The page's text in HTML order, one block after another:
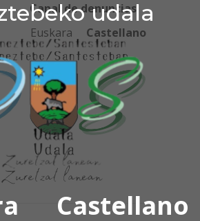
udala
Castellano
udala
Canal de denuncias
Euskara
Castellano